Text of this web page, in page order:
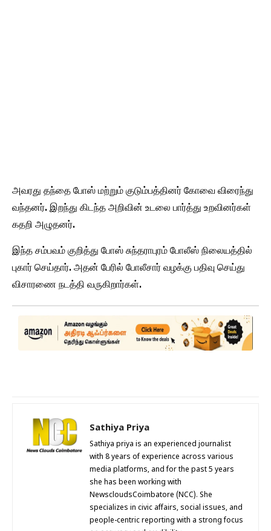
அவரது தந்தை போஸ் மற்றும் குடும்பத்தினர் கோவை விரைந்து
வந்தனர். இறந்து கிடந்த அறிவின் உடலை பார்த்து உறவினர்கள்
கதறி அழுதனர்.
இந்த சம்பவம் குறித்து போஸ் சுந்தராபுரம் போலீஸ் நிலையத்தில்
புகார் செய்தார். அதன் பேரில் போலீசார் வழக்கு பதிவு செய்து
விசாரணை நடத்தி வருகிறார்கள்.
Sathiya Priya
Sathiya priya is an experienced journalist
with 8 years of experience across various
media platforms, and for the past 5 years
she has been working with
NewscloudsCoimbatore (NCC). She
specializes in civic affairs, social issues, and
people-centric reporting with a strong focus